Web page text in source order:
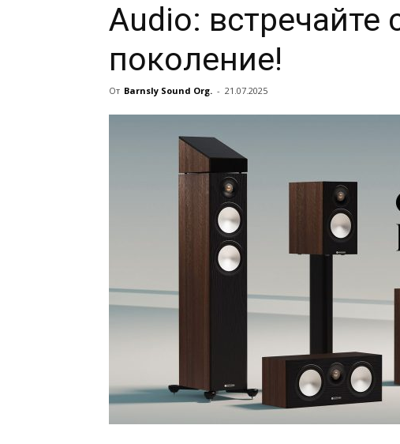
Audio: встречайте
поколение!
От Barnsly Sound Org. - 21.07.2025